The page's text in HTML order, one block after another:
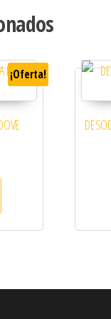
¡Oferta!
era: $6.390.
actual es: $4.000.